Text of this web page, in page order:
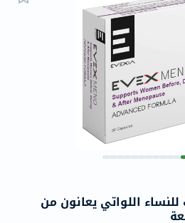
اللواتي يعانون من